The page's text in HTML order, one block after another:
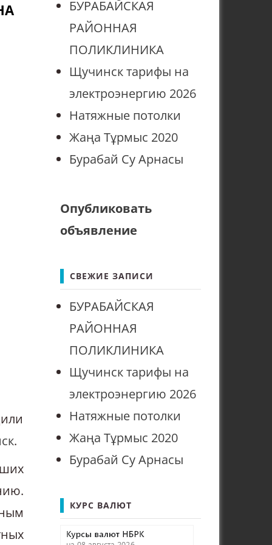
.
БУРАБАЙСКАЯ
РАЙОННАЯ
ПОЛИКЛИНИКА
Щучинск тарифы на
электроэнергию 2026
Натяжные потолки
Жаңа Тұрмыс 2020
Бурабай Су Арнасы
Опубликовать
объявление
СВЕЖИЕ ЗАПИСИ
БУРАБАЙСКАЯ
РАЙОННАЯ
ПОЛИКЛИНИКА
Щучинск тарифы на
электроэнергию 2026
Натяжные потолки
Жаңа Тұрмыс 2020
Бурабай Су Арнасы
КУРС ВАЛЮТ